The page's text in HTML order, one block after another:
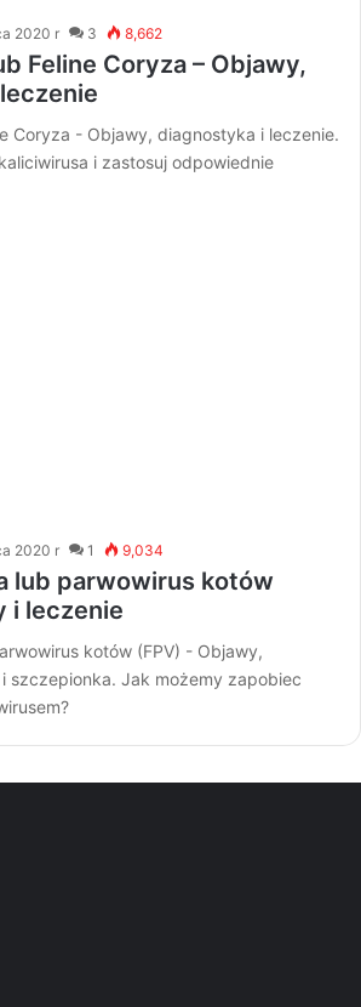
2020 r 3 8,662
Feline Coryza – Objawy,
Coryza - Objawy, diagnostyka i leczenie.
i zastosuj odpowiednie
2020 r 1 9,034
lub parwowirus kotów
i leczenie
kotów (FPV) - Objawy,
szczepionka. Jak możemy zapobiec